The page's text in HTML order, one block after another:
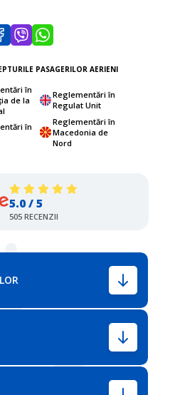
PASAGERILOR AERIENI
în
de la
Reglementări în
Regulat Unit
în
Reglementări în
Macedonia de
Nord
5.0 / 5
505 RECENZII